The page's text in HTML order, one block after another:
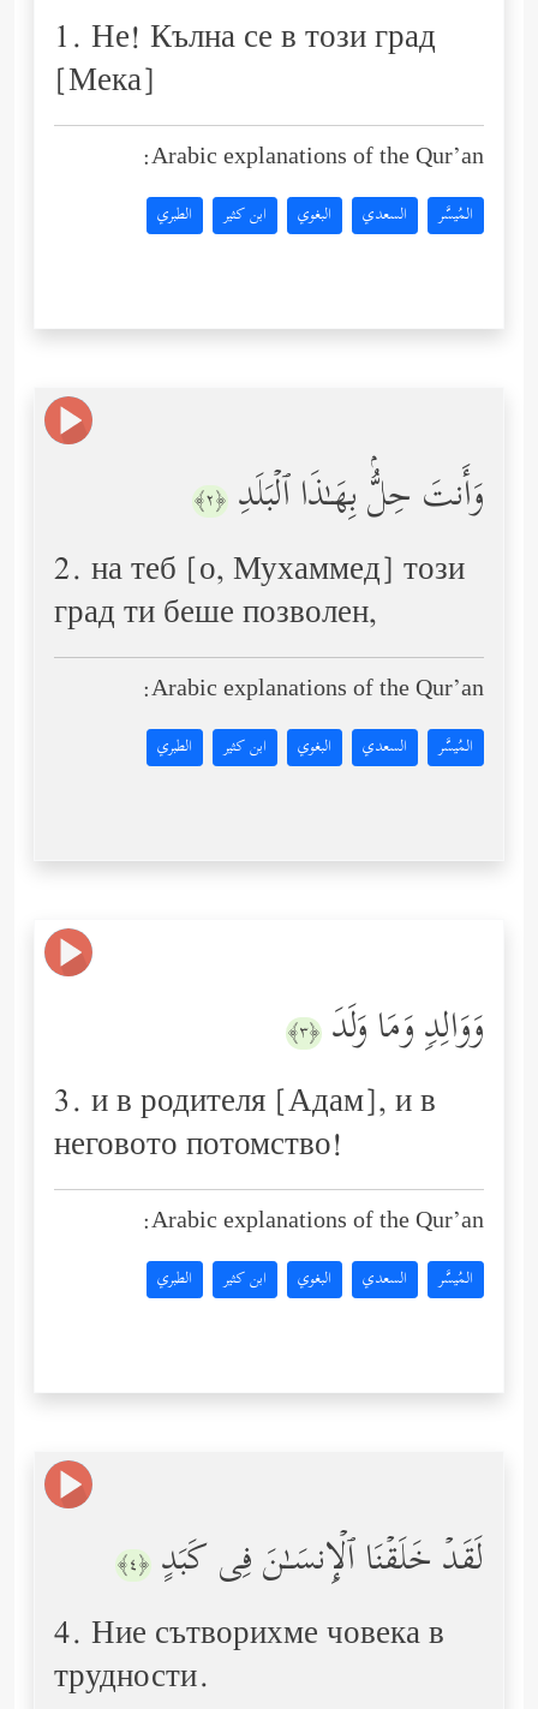
1. Не! Кълна се в този град
[Мека]
Arabic explanations of the Qur’an:
المُيسَّر السعدي البغوي ابن كثير الطبري
وَأَنتَ حِلُّۢ بِهَـٰذَا ٱلۡبَلَدِ ﴿٢﴾
2. на теб [о, Мухаммед] този
град ти беше позволен,
Arabic explanations of the Qur’an:
المُيسَّر السعدي البغوي ابن كثير الطبري
وَوَالِدࣲ وَمَا وَلَدَ ﴿٣﴾
3. и в родителя [Адам], и в
неговото потомство!
Arabic explanations of the Qur’an:
المُيسَّر السعدي البغوي ابن كثير الطبري
لَقَدۡ خَلَقۡنَا ٱلۡإِنسَـٰنَ فِی كَبَدٍ ﴿٤﴾
4. Ние сътворихме човека в
трудности.